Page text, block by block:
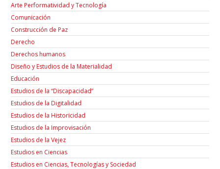
Arte Performatividad y Tecnología
Comunicación
Construcción de Paz
Derecho
Derechos humanos
Diseño y Estudios de la Materialidad
Educación
Estudios de la “Discapacidad”
Estudios de la Digitalidad
Estudios de la Historicidad
Estudios de la Improvisación
Estudios de la Vejez
Estudios en Ciencias
Estudios en Ciencias, Tecnologías y Sociedad